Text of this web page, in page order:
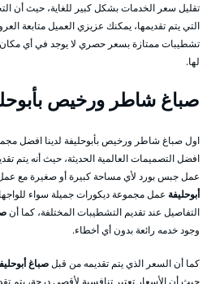
تقليل سعر الخدمات بشكل كبير للغاية، حيث أن
التي يتم تقديمها، يمكنك عزيزي العميل متابعة
تشطيبات ممتازة بسعر حصري لا يوجد في أي مكان
لها.
صباغ شاطر ورخيص
اول صباغ شاطر ورخيص بأبوحليفة لدينا افضل
افضل التصميمات العالمية الحديثة، حيث أنه يتم
عمل جبس بورد لأي مساحة كبيرة أو صغيرة مع
أبوحليفة عمل مجموعة ديكورات جميلة سواء
التفاصيل عند تقديم التشطيبات المختلفة، كما أن
وجود خدمه رائعة بدون أي أخطاء.
كما أن السعر الذي يتم تقديمه من قبلصباغ
حيث أن الأسعار تعتبر تنافسية لأقصى درجة، يتم